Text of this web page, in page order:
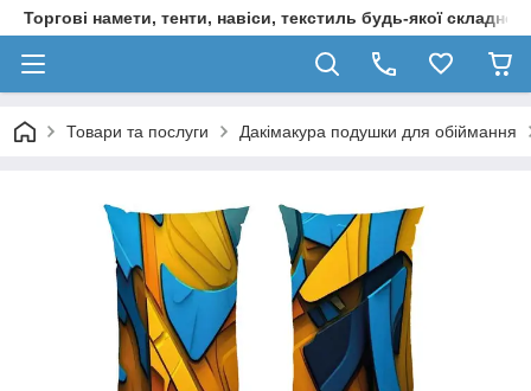
Торгові намети, тенти, навіси, текстиль будь-якої
Товари та послуги Дакімакура подушки для обіймання